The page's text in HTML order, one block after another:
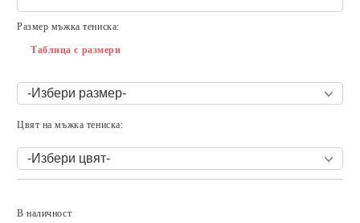
Размер мъжка тениска:
Таблица с размери
Цвят на мъжка тениска:
В наличност